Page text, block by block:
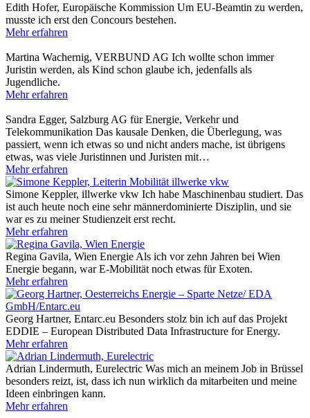
Edith Hofer, Europäische Kommission Um EU-Beamtin zu werden,
musste ich erst den Concours bestehen.
Mehr erfahren
Martina Wachernig, VERBUND AG Ich wollte schon immer
Juristin werden, als Kind schon glaube ich, jedenfalls als
Jugendliche.
Mehr erfahren
Sandra Egger, Salzburg AG für Energie, Verkehr und
Telekommunikation Das kausale Denken, die Überlegung, was
passiert, wenn ich etwas so und nicht anders mache, ist übrigens
etwas, was viele Juristinnen und Juristen mit…
Mehr erfahren
Simone Keppler, illwerke vkw Ich habe Maschinenbau studiert. Das
ist auch heute noch eine sehr männerdominierte Disziplin, und sie
war es zu meiner Studienzeit erst recht.
Mehr erfahren
Regina Gavila, Wien Energie Als ich vor zehn Jahren bei Wien
Energie begann, war E-Mobilität noch etwas für Exoten.
Mehr erfahren
Georg Hartner, Entarc.eu Besonders stolz bin ich auf das Projekt
EDDIE – European Distributed Data Infrastructure for Energy.
Mehr erfahren
Adrian Lindermuth, Eurelectric Was mich an meinem Job in Brüssel
besonders reizt, ist, dass ich nun wirklich da mitarbeiten und meine
Ideen einbringen kann.
Mehr erfahren